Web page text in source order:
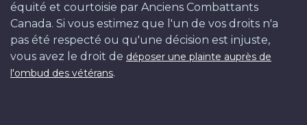
équité et courtoisie par Anciens Combattants
Canada. Si vous estimez que l'un de vos droits n'a
pas été respecté ou qu'une décision est injuste,
vous avez le droit de déposer une plainte auprès de
l'ombud des vétérans.